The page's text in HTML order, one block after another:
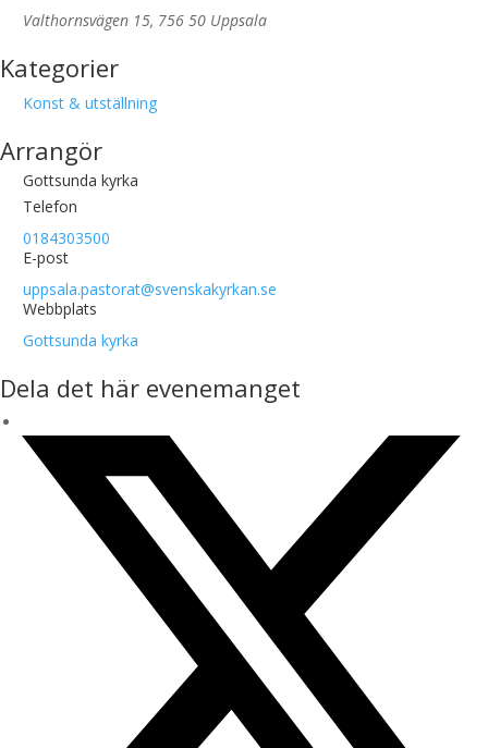
Valthornsvägen 15, 756 50 Uppsala
Kategorier
Konst & utställning
Arrangör
Gottsunda kyrka
Telefon
0184303500
E-post
uppsala.pastorat@svenskakyrkan.se
Webbplats
Gottsunda kyrka
Dela det här evenemanget